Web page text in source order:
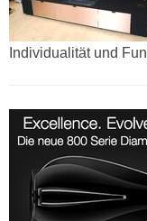
Individualität und